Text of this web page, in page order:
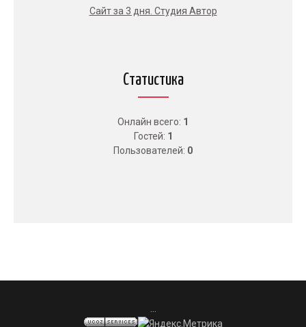
Сайт за 3 дня. Студия Автор
Статистика
Онлайн всего: 1
Гостей: 1
Пользователей: 0
...